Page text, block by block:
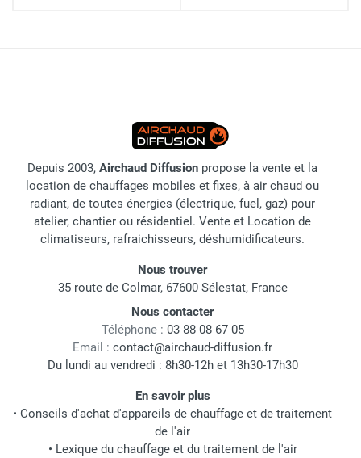
Depuis 2003, Airchaud Diffusion propose la vente et la
location de chauffages mobiles et fixes, à air chaud ou
radiant, de toutes énergies (électrique, fuel, gaz) pour
atelier, chantier ou résidentiel. Vente et Location de
climatiseurs, rafraichisseurs, déshumidificateurs.
Nous trouver
35 route de Colmar, 67600 Sélestat, France
Nous contacter
Téléphone : 03 88 08 67 05
Email : contact@airchaud-diffusion.fr
Du lundi au vendredi : 8h30-12h et 13h30-17h30
En savoir plus
• Conseils d'achat d'appareils de chauffage et de traitement
de l'air
• Lexique du chauffage et du traitement de l'air